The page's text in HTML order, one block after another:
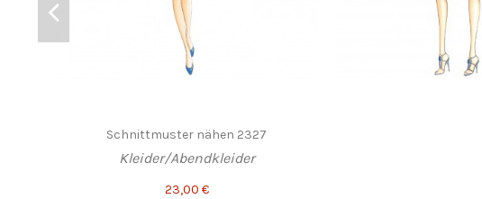
Schnittmuster nähen 2327
Kleider/Abendkleider
23,00 €